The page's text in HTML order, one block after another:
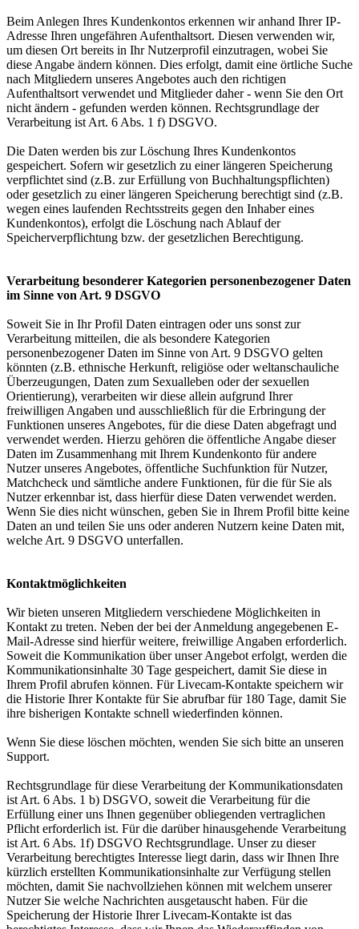
Beim Anlegen Ihres Kundenkontos erkennen wir anhand Ihrer IP-
Adresse Ihren ungefähren Aufenthaltsort. Diesen verwenden wir,
um diesen Ort bereits in Ihr Nutzerprofil einzutragen, wobei Sie
diese Angabe ändern können. Dies erfolgt, damit eine örtliche Suche
nach Mitgliedern unseres Angebotes auch den richtigen
Aufenthaltsort verwendet und Mitglieder daher - wenn Sie den Ort
nicht ändern - gefunden werden können. Rechtsgrundlage der
Verarbeitung ist Art. 6 Abs. 1 f) DSGVO.
Die Daten werden bis zur Löschung Ihres Kundenkontos
gespeichert. Sofern wir gesetzlich zu einer längeren Speicherung
verpflichtet sind (z.B. zur Erfüllung von Buchhaltungspflichten)
oder gesetzlich zu einer längeren Speicherung berechtigt sind (z.B.
wegen eines laufenden Rechtsstreits gegen den Inhaber eines
Kundenkontos), erfolgt die Löschung nach Ablauf der
Speicherverpflichtung bzw. der gesetzlichen Berechtigung.
Verarbeitung besonderer Kategorien personenbezogener Daten
im Sinne von Art. 9 DSGVO
Soweit Sie in Ihr Profil Daten eintragen oder uns sonst zur
Verarbeitung mitteilen, die als besondere Kategorien
personenbezogener Daten im Sinne von Art. 9 DSGVO gelten
könnten (z.B. ethnische Herkunft, religiöse oder weltanschauliche
Überzeugungen, Daten zum Sexualleben oder der sexuellen
Orientierung), verarbeiten wir diese allein aufgrund Ihrer
freiwilligen Angaben und ausschließlich für die Erbringung der
Funktionen unseres Angebotes, für die diese Daten abgefragt und
verwendet werden. Hierzu gehören die öffentliche Angabe dieser
Daten im Zusammenhang mit Ihrem Kundenkonto für andere
Nutzer unseres Angebotes, öffentliche Suchfunktion für Nutzer,
Matchcheck und sämtliche andere Funktionen, für die für Sie als
Nutzer erkennbar ist, dass hierfür diese Daten verwendet werden.
Wenn Sie dies nicht wünschen, geben Sie in Ihrem Profil bitte keine
Daten an und teilen Sie uns oder anderen Nutzern keine Daten mit,
welche Art. 9 DSGVO unterfallen.
Kontaktmöglichkeiten
Wir bieten unseren Mitgliedern verschiedene Möglichkeiten in
Kontakt zu treten. Neben der bei der Anmeldung angegebenen E-
Mail-Adresse sind hierfür weitere, freiwillige Angaben erforderlich.
Soweit die Kommunikation über unser Angebot erfolgt, werden die
Kommunikationsinhalte 30 Tage gespeichert, damit Sie diese in
Ihrem Profil abrufen können. Für Livecam-Kontakte speichern wir
die Historie Ihrer Kontakte für Sie abrufbar für 180 Tage, damit Sie
ihre bisherigen Kontakte schnell wiederfinden können.
Wenn Sie diese löschen möchten, wenden Sie sich bitte an unseren
Support.
Rechtsgrundlage für diese Verarbeitung der Kommunikationsdaten
ist Art. 6 Abs. 1 b) DSGVO, soweit die Verarbeitung für die
Erfüllung einer uns Ihnen gegenüber obliegenden vertraglichen
Pflicht erforderlich ist. Für die darüber hinausgehende Verarbeitung
ist Art. 6 Abs. 1f) DSGVO Rechtsgrundlage. Unser zu dieser
Verarbeitung berechtigtes Interesse liegt darin, dass wir Ihnen Ihre
kürzlich erstellten Kommunikationsinhalte zur Verfügung stellen
möchten, damit Sie nachvollziehen können mit welchem unserer
Nutzer Sie welche Nachrichten ausgetauscht haben. Für die
Speicherung der Historie Ihrer Livecam-Kontakte ist das